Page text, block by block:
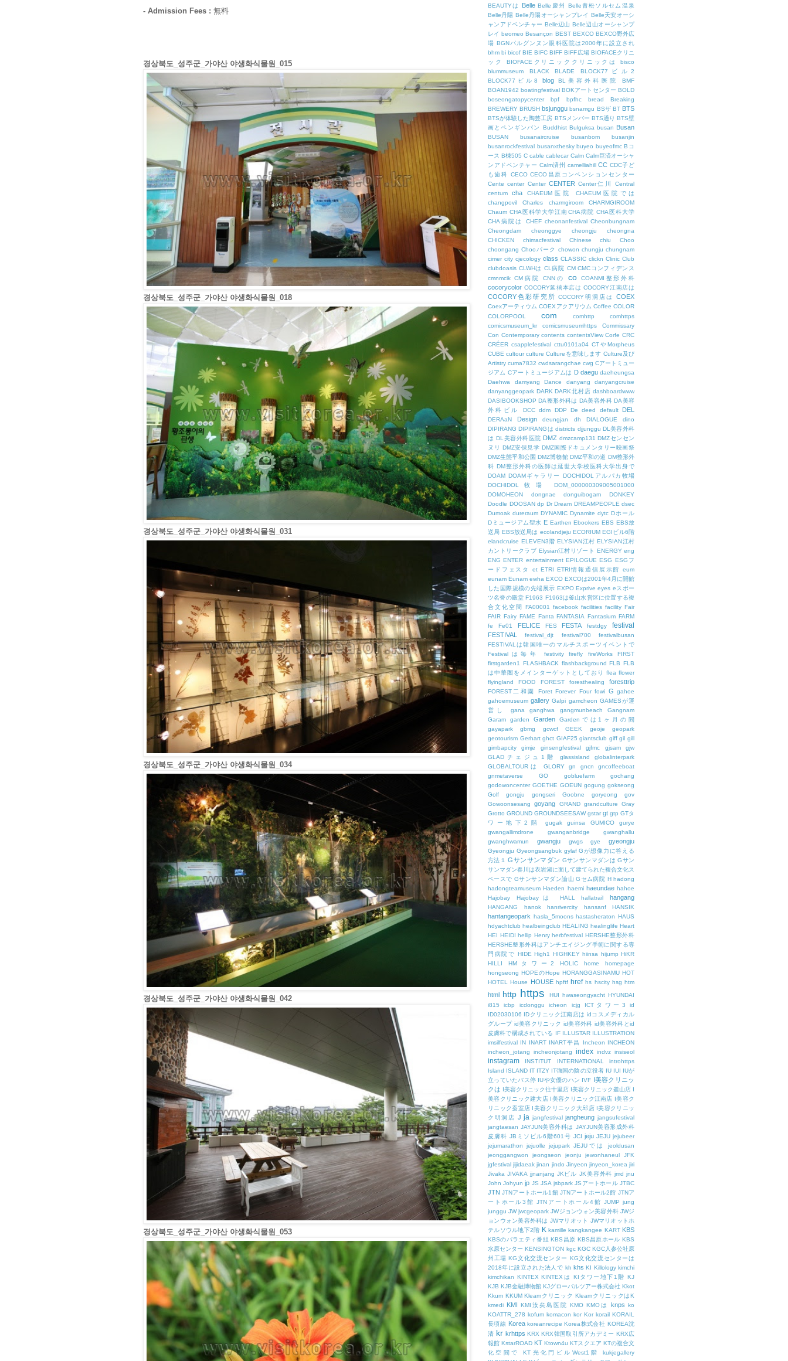
- Admission Fees : 無料
경상북도_성주군_가야산 야생화식물원_015
경상북도_성주군_가야산 야생화식물원_018
경상북도_성주군_가야산 야생화식물원_031
경상북도_성주군_가야산 야생화식물원_034
경상북도_성주군_가야산 야생화식물원_042
경상북도_성주군_가야산 야생화식물원_053
BEAUTYは
Belle Belle慶州
Belle青松ソルセム温泉
Belle丹陽 Belle丹陽オーシャンプレイ Belle天安オーシ
ャンアドベンチャー Belle辺山 Belle辺山オーシャンプ
レイ beomeo Besançon BEST BEXCO BEXCO野外広
場 BGNパルグンヌン眼科医院は2000年に設立され
bhm bi bicof BIE BIFC BIFF BIFF広場 BIOFACEクリニ
ック
BIOFACEクリニッククリニックは
bisco
biummuseum
BLACK BLADE
BLOCK77ビル2
BLOCK77ビル8
blog BL美容外科医院
BMF
BOAN1942 boatingfestival BOKアートセンター BOLD
boseongatopycenter
bpf bpfhc bread
Breaking
BREWERY BRUSH bsjunggu bsnamgu BSザ BT BTS
BTSが体験した陶芸工房 BTSメンバー BTS通り BTS壁
画とペンギンパン
Buddhist Bulguksa busan Busan
BUSAN busanaircruise busanbom
busanjin
busanrockfestival busanxthesky buyeo buyeofmc Bコ
ース B棟505 C cable cablecar Calm Calm巨済オーシャ
ンアドベンチャー Calm済州 camelliahill CC CDC子ど
も歯科 CECO CECO昌原コンベンションセンター
Cente center Center CENTER Center仁川
Central
centum
cha CHAEUM医院
CHAEUM医院では
changpovil
Charles charmgiroom
CHARMGIROOM
Chaum CHA医科学大学江南CHA病院 CHA医科大学
CHA病院は
CHEF cheonanfestival Cheonbungnam
Cheongdam
cheonggye cheongju
cheongna
CHICKEN
chimacfestival Chinese chiu
Choo
choongang Chooパーク chowon chungju chungnam
cimer city cjecology class CLASSIC clickn Clinic Club
clubdoasis CLWHは CL病院 CM CMCコンフィデンス
cmnmcik CM病院 CNNの co COANMI整形外科
cocorycolor COCORY延禧本店は COCORY江南店は
COCORY色彩研究所 COCORY明洞店は COEX
Coexアーティウム COEXアクアリウム Coffee COLOR
COLORPOOL
com comhttp
comhttps
comicsmuseum_kr
comicsmuseumhttps
Commissary
Con Contemporary contents contentsView Corfe CRC
CRÉER csapplefestival cttu0101a04 CTやMorpheus
CUBE cultour culture Cultureを意味します Culture及び
Artistry cuma7832 cwdsarangchae cwg Cアートミュー
ジアム Cアートミュージアムは D daegu daeheungsa
Daehwa
damyang Dance danyang
danyangcruise
danyanggeopark DARK DARK北村店 dashboardwww
DASIBOOKSHOP DA整形外科は DA美容外科 DA美容
外科ビル
DCC ddm DDP De deed default DEL
DERAaN Design deungjan dh DIALOGUE
dino
DIPIRANG DIPIRANGは districts djjunggu DL美容外科
は DL美容外科医院 DMZ dmzcamp131 DMZセンセン
ヌリ DMZ安保見学 DMZ国際ドキュメンタリー映画祭
DMZ生態平和公園 DMZ博物館 DMZ平和の道 DM整形外
科 DM整形外科の医師は延世大学校医科大学出身で
DOAM DOAMギャラリー
DOCHIDOLアルパカ牧場
DOCHIDOL牧場
DOM_000000309005001000
DOMOHEON
dongnae donguibogam
DONKEY
Doodle DOOSAN dp Dr Dream DREAMPEOPLE dsec
Dumoak dureraum DYNAMIC Dynamite dytc Dホール
Dミュージアム聖水 E Earthen Ebookers EBS EBS放
送局 EBS放送局は ecolandjeju ECORIUM EGIビル6階
elandcruise ELEVEN3階 ELYSIAN江村 ELYSIAN江村
カントリークラブ Elysian江村リゾート ENERGY eng
ENG ENTER entertainment EPILOGUE ESG ESGフ
ードフェスタ
et ETRI ETRI情報通信展示館
eum
eunam Eunam ewha EXCO EXCOは2001年4月に開館
した国際規模の先端展示 EXPO Exprive eyes eスポー
ツ名誉の殿堂 F1963 F1963は釜山水営区に位置する複
合文化空間
FA00001 facebook facilities facility Fair
FAIR Fairy FAME Fanta FANTASIA Fantasium FARM
fe
Fe01 FELICE FES FESTA festdgy festival
FESTIVAL festival_djt festival700
festivalbusan
FESTIVALは韓国唯一のマルチスポーツイベントで
Festivalは毎年
festivity firefly fireWorks
FIRST
firstgarden1
FLASHBACK flashbackground FLB FLB
は中華圏をメインターゲットとしており
flea flower
flyingland
FOOD FOREST foresthealing foresttrip
FOREST二和園 Foret Forever Four fowi G gahoe
gahoemuseum gallery Galpi gamcheon GAMESが運
営し
gana ganghwa gangmunbeach
Gangnam
Garam
garden Garden
Gardenでは1ヶ月の間
gayapark
gbmg gcwcf GEEK geoje
geopark
geotourism Gerhart ghct GIAF25 giantsclub giff gil gill
gimbapcity
gimje ginsengfestival gjfmc gjsam
gjw
GLADチェジュ1階
glassisland
globalinterpark
GLOBALTOURは
GLORY gn gncn
gncoffeeboat
gnmetaverse
GO gobluefarm
gochang
godowoncenter GOETHE GOEUN gogung gokseong
Golf
gongju gongseri Goobne goryeong
gov
Gowoonsesang
goyang GRAND grandculture
Gray
Grotto GROUND GROUNDSEESAW gstar gt gtp GTタ
ワー地下2階
gugak guinsa GUMICO
gurye
gwangallimdrone
gwanganbridge
gwanghallu
gwanghwamun
gwangju gwgs gye gyeongju
Gyeongju Gyeongsangbuk gylaf Gが想像力に答える
方法１
Gサンサンマダン Gサンサンマダンは Gサン
サンマダン春川は衣岩湖に面して建てられた複合文化ス
ペースで Gサンサンマダン論山 Gセム病院 H hadong
hadongteamuseum Haeden haemi haeundae hahoe
Hajobay
Hajobayは HALL hallatrail hangang
HANGANG hanok hanrivercity hansanf HANSIK
hantangeopark hasla_5moons hastasheraton HAUS
hdyachtclub healbeingclub HEALING healinglife Heart
HEI HEIDI hellip Henry herbfestival HERSHE整形外科
HERSHE整形外科はアンチエイジング手術に関する専
門病院で HIDE High1 HIGHKEY hiinsa hijump HiKR
HILLI
HMタワー2 HOLIC home
homepage
hongseong HOPEのHope HORANGGASINAMU HOT
HOTEL
House HOUSE hpftf href hs hscity hsg htm
html http https HUI hwaseongyacht HYUNDAI
i815
icbp icdonggu icheon icjg ICTタワー3
id
ID02030106 IDクリニック江南店は idコスメディカル
グループ id美容クリニック id美容外科 id美容外科とid
皮膚科で構成されている IF ILLUSTAR ILLUSTRATION
imsilfestival IN INART INART平昌 Incheon INCHEON
incheon_jotang
incheonjotang index indvz insiseol
instagram INSTITUT INTERNATIONAL
introhttps
Island ISLAND IT ITZY IT強国の陰の立役者 IU IUI IUが
立っていたバス停 IUや女優のハン IVF I美容クリニッ
クは I美容クリニック往十里店 I美容クリニック釜山店 I
美容クリニック建大店 I美容クリニック江南店 I美容ク
リニック蚕室店 I美容クリニック大邱店 I美容クリニッ
ク明洞店 J ja jangfestival jangheung jangsufestival
jangtaesan JAYJUN美容外科は JAYJUN美容形成外科
皮膚科 JBミソビル6階601号 JCI jeju JEJU jejubeer
jejumarathon
jejuolle jejupark JEJUでは
jeoldusan
jeonggangwon
jeongseon jeonju jewonhaneul
JFK
jgfestival jijidaeak jinan jindo Jinyeon jinyeon_korea jiri
Jivaka JIVAKA jjnanjang JKビル JK美容外科 jmd jnu
John Johyun jp JS JSA jsbpark JSアートホール JTBC
JTN JTNアートホール1館 JTNアートホール2館 JTNア
ートホール3館 JTNアートホール4館 JUMP jung
junggu JW jwcgeopark JWジョンウォン美容外科 JWジ
ョンウォン美容外科は JWマリオット JWマリオットホ
テルソウル地下2階 K kamille kangkangee KART KBS
KBSのバラエティ番組 KBS昌原 KBS昌原ホール KBS
水原センター KENSINGTON kgc KGC KGC人参公社原
州工場 KG文化交流センター KG文化交流センターは
2018年に設立された法人で kh khs KI Killology kimchi
kimchikan KINTEX KINTEXは KIタワー地下1階 KJ
KJB KJB金融博物館 KJグローバルツアー株式会社 Kkot
Kkum KKUM Kleamクリニック KleamクリニックはK
kmedi KMI KMI汝矣島医院 KMO KMOは knps ko
KOATTR_278 kofum komacon kor Kor korail KORAIL
長項線 Korea koreanrecipe Korea株式会社 KOREA沈
清 kr krhttps KRX KRX韓国取引所アカデミー KRX広
報館 KstarROAD KT Ktown4u KTスクエア KTの複合文
化空間で
KT光化門ビルWest1階
kukjegallery